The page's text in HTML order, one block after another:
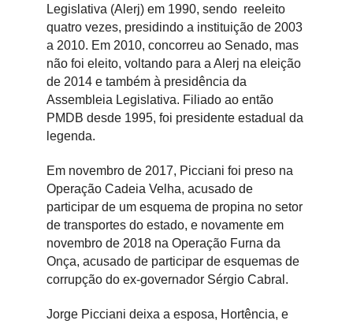
Legislativa (Alerj) em 1990, sendo reeleito
quatro vezes, presidindo a instituição de 2003
a 2010. Em 2010, concorreu ao Senado, mas
não foi eleito, voltando para a Alerj na eleição
de 2014 e também à presidência da
Assembleia Legislativa. Filiado ao então
PMDB desde 1995, foi presidente estadual da
legenda.
Em novembro de 2017, Picciani foi preso na
Operação Cadeia Velha, acusado de
participar de um esquema de propina no setor
de transportes do estado, e novamente em
novembro de 2018 na Operação Furna da
Onça, acusado de participar de esquemas de
corrupção do ex-governador Sérgio Cabral.
Jorge Picciani deixa a esposa, Hortência, e